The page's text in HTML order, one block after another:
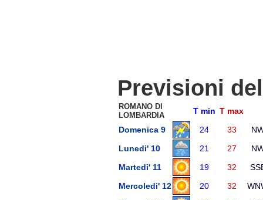
Previsioni
ROMANO DI
LOMBARDIA
T min T max
Domenica 9
24 33
Lunedi' 10
21 27
Martedi' 11
19 32
Mercoledi' 12
20 32